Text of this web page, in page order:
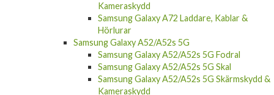
Kameraskydd
Samsung Galaxy A72 Laddare, Kablar &
Hörlurar
Samsung Galaxy A52/A52s 5G
Samsung Galaxy A52/A52s 5G Fodral
Samsung Galaxy A52/A52s 5G Skal
Samsung Galaxy A52/A52s 5G Skärmskydd &
Kameraskydd